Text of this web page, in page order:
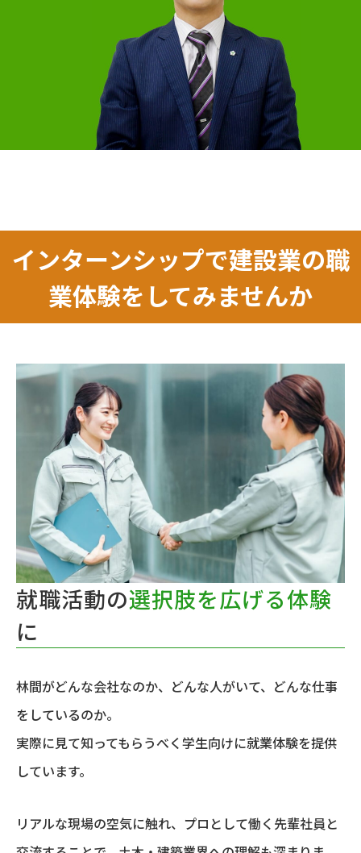
インターンシップで建設業の職
業体験をしてみませんか
就職活動の選択肢を広げる体験
に
林間がどんな会社なのか、どんな人がいて、どんな仕事
をしているのか。
実際に見て知ってもらうべく学生向けに就業体験を提供
しています。
リアルな現場の空気に触れ、プロとして働く先輩社員と